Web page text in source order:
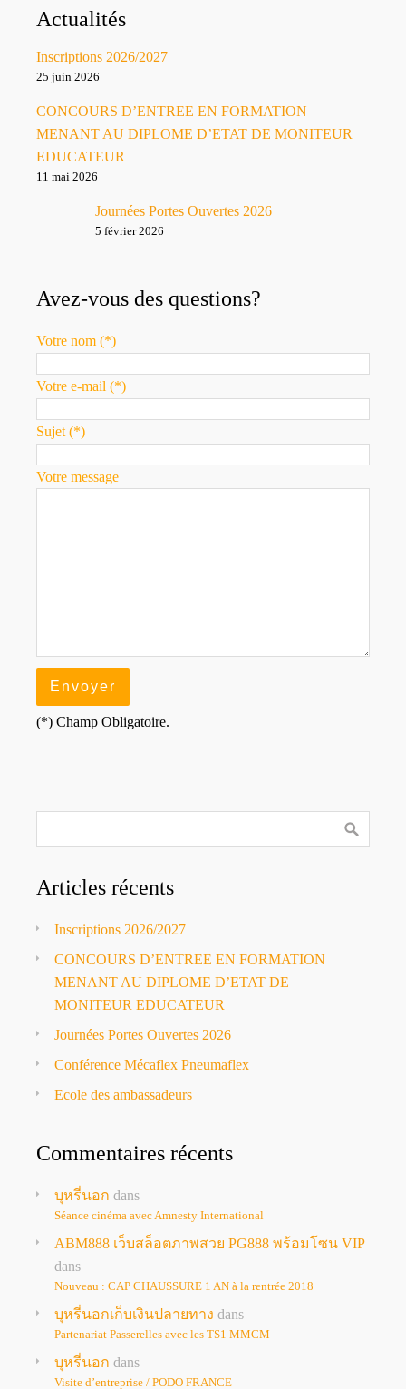
Actualités
Inscriptions 2026/2027
25 juin 2026
CONCOURS D’ENTREE EN FORMATION
MENANT AU DIPLOME D’ETAT DE MONITEUR
EDUCATEUR
11 mai 2026
Journées Portes Ouvertes 2026
5 février 2026
Avez-vous des questions?
Votre nom (*)
Votre e-mail (*)
Sujet (*)
Votre message
(*) Champ Obligatoire.
Articles récents
Inscriptions 2026/2027
CONCOURS D’ENTREE EN FORMATION
MENANT AU DIPLOME D’ETAT DE
MONITEUR EDUCATEUR
Journées Portes Ouvertes 2026
Conférence Mécaflex Pneumaflex
Ecole des ambassadeurs
Commentaires récents
บุหรี่นอก dans
Séance cinéma avec Amnesty International
ABM888 เว็บสล็อตภาพสวย PG888 พร้อมโซน VIP
dans
Nouveau : CAP CHAUSSURE 1 AN à la rentrée 2018
บุหรี่นอกเก็บเงินปลายทาง dans
Partenariat Passerelles avec les TS1 MMCM
บุหรี่นอก dans
Visite d’entreprise / PODO FRANCE